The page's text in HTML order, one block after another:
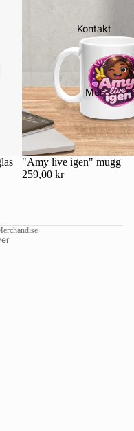
Kontakt
Mer
"Amy live igen" mugg
259,00 kr